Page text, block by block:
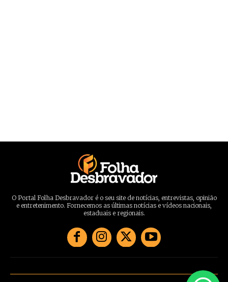
O Portal Folha Desbravador é o seu site de notícias, entrevistas, opinião
e entretenimento. Fornecemos as últimas notícias e vídeos nacionais,
estaduais e regionais.